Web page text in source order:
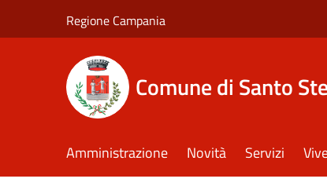
Regione Campania
Comune di Santo
Amministrazione Novità Servizi